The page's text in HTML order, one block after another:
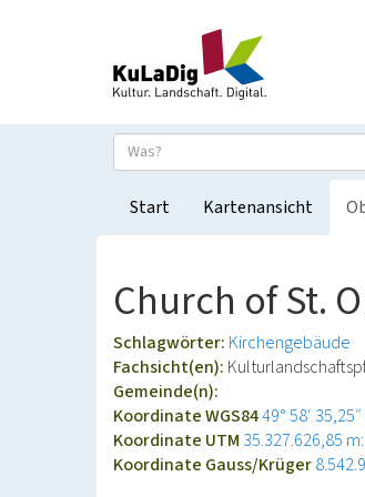
Start Kartenansicht
Church of St.
Schlagwörter: Kirchengebäude
Fachsicht(en):
Gemeinde(n):
Koordinate WGS8449° 58′
Koordinate UTM 35.327.626,85
Koordinate Gauss/Krüger